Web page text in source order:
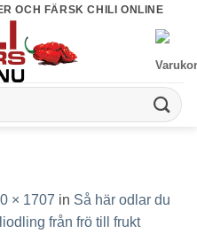
OCH FÄRSK CHILI ONLINE
× 1707 in Så här odlar du
från frö till frukt